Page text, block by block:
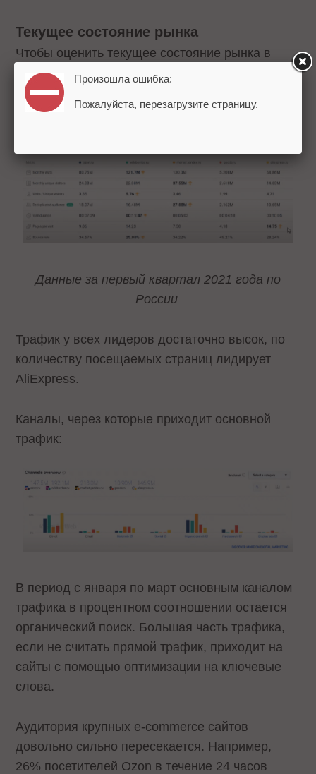
Текущее состояние рынка
Чтобы оценить текущее состояние рынка в
Similarweb взяли для анализа выборку из пяти
игроков: Ozon, Яндекс.Маркет, Wildberries,
AliExpress, Goods.ru.
Данные за первый квартал 2021 года по
России
Трафик у всех лидеров достаточно высок, по
количеству посещаемых страниц лидирует
AliExpress.
Каналы, через которые приходит основной
трафик:
В период с января по март основным каналом
трафика в процентном соотношении остается
органический поиск. Большая часть трафика,
если не считать прямой трафик, приходит на
сайты с помощью оптимизации на ключевые
слова.
Аудитория крупных е-commerce сайтов
довольно сильно пересекается. Например,
26% посетителей Ozon в течение 24 часов
Произошла ошибка:
Пожалуйста, перезагрузите страницу.